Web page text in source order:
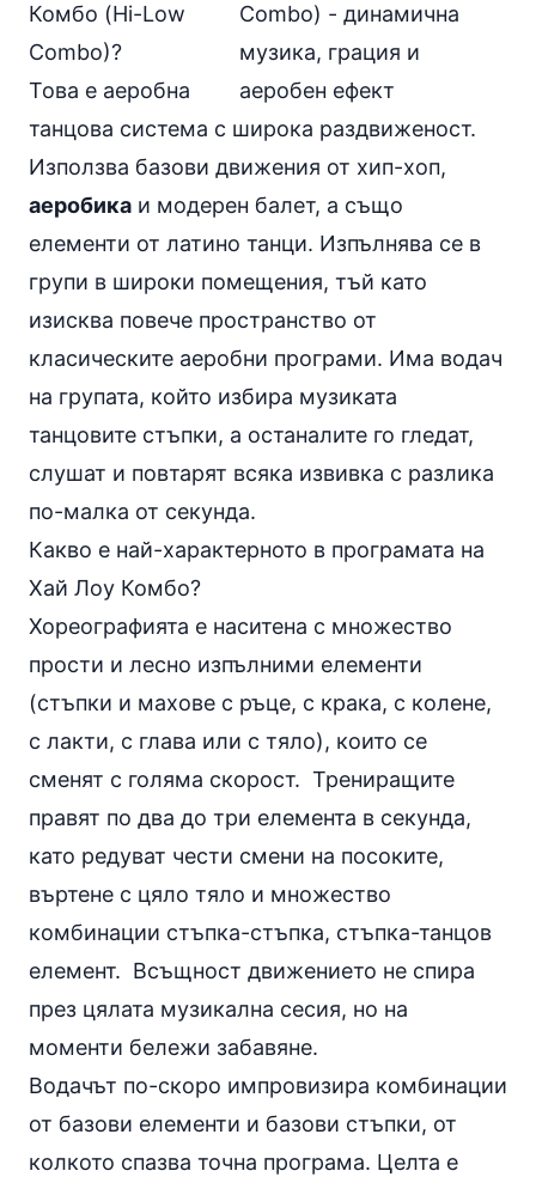
Комбо (Hi-Low
Combo)?
Това е аеробна
танцова система с широка раздвиженост.
Използва базови движения от хип-хоп,
аеробика и модерен балет, а също
елементи от латино танци. Изпълнява се в
групи в широки помещения, тъй като
изисква повече пространство от
класическите аеробни програми. Има водач
на групата, който избира музиката
танцовите стъпки, а останалите го гледат,
слушат и повтарят всяка извивка с разлика
по-малка от секунда.
Какво е най-характерното в програмата на
Хай Лоу Комбо?
Хореографията е наситена с множество
прости и лесно изпълними елементи
(стъпки и махове с ръце, с крака, с колене,
с лакти, с глава или с тяло), които се
сменят с голяма скорост. Трениращите
правят по два до три елемента в секунда,
като редуват чести смени на посоките,
въртене с цяло тяло и множество
комбинации стъпка-стъпка, стъпка-танцов
елемент. Всъщност движението не спира
през цялата музикална сесия, но на
моменти бележи забавяне.
Водачът по-скоро импровизира комбинации
от базови елементи и базови стъпки, от
колкото спазва точна програма. Целта е